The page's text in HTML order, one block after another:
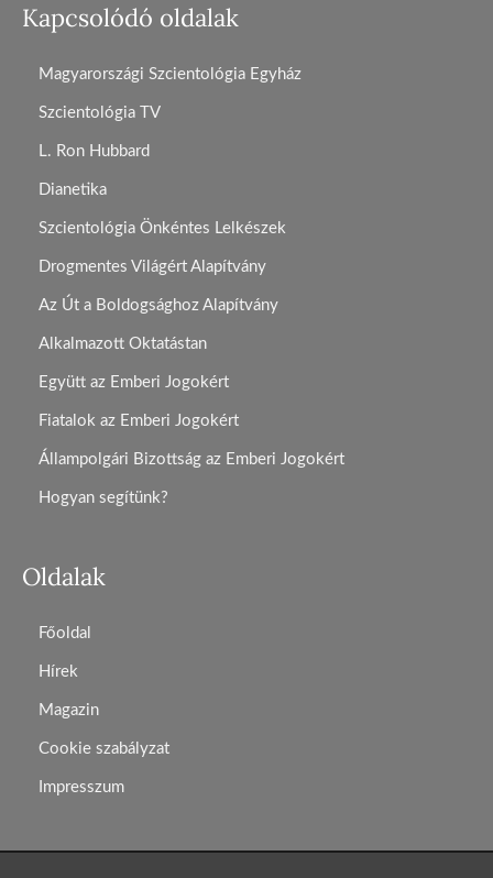
Kapcsolódó oldalak
Magyarországi Szcientológia Egyház
Szcientológia TV
L. Ron Hubbard
Dianetika
Szcientológia Önkéntes Lelkészek
Drogmentes Világért Alapítvány
Az Út a Boldogsághoz Alapítvány
Alkalmazott Oktatástan
Együtt az Emberi Jogokért
Fiatalok az Emberi Jogokért
Állampolgári Bizottság az Emberi Jogokért
Hogyan segítünk?
Oldalak
Főoldal
Hírek
Magazin
Cookie szabályzat
Impresszum